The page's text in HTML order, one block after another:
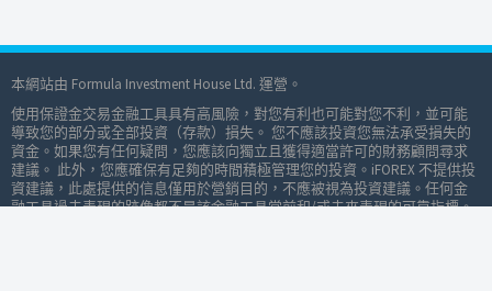
本網站由 Formula Investment House Ltd. 運營。
使用保證金交易金融工具具有高風險，對您有利也可能對您不利，並可能
導致您的部分或全部投資（存款）損失。 您不應該投資您無法承受損失的
資金。如果您有任何疑問，您應該向獨立且獲得適當許可的財務顧問尋求
建議。 此外，您應確保有足夠的時間積極管理您的投資。iFOREX 不提供投
資建議，此處提供的信息僅用於營銷目的，不應被視為投資建議。任何金
融工具過去表現的跡像都不是該金融工具當前和/或未來表現的可靠指標。